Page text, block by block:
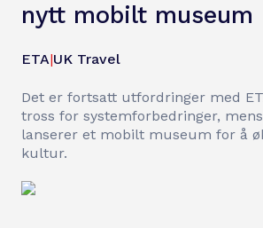
nytt mobilt museum
ETA|UK Travel
Det er fortsatt utfordringer med
tross for systemforbedringer,
lanserer et mobilt museum for å
kultur.